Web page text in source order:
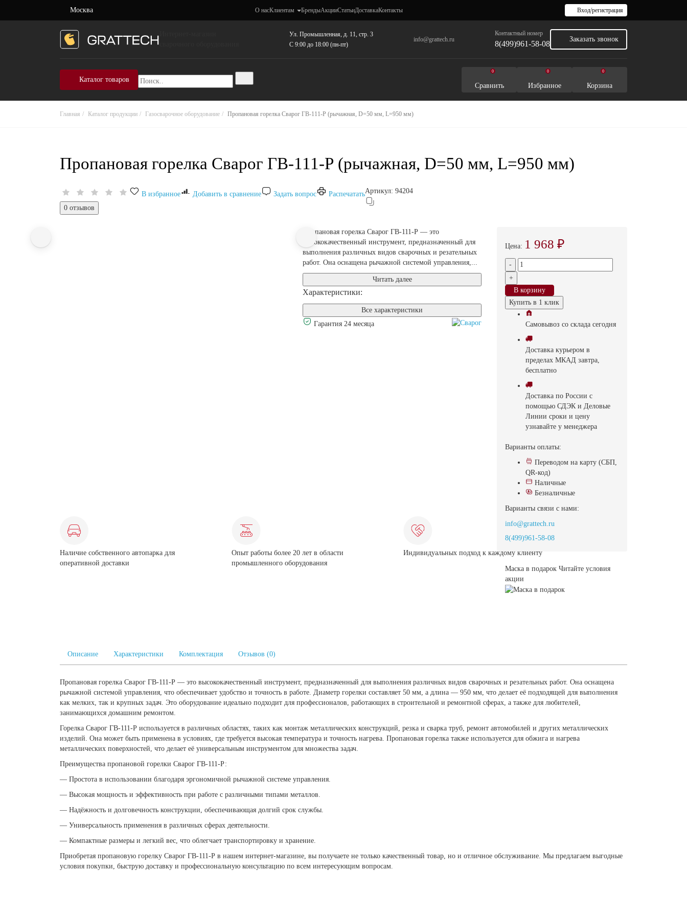
Москва О насКлиентам БрендыАкцииСтатьиДоставкаКонтакты Вход/регистрация
Ул. Промышленная, д. 11, стр. 3
C 9:00 до 18:00 (пн-пт)
info@grattech.ru
Контактный номер
8(499)961-58-08
Заказать звонок
Каталог товаров
0
Сравнить
0
Избранное
0
Корзина
Главная Каталог продукции Газосварочное оборудование Пропановая горелка Сварог ГВ-111-Р (рычажная, D=50 мм, L=950 мм)
Пропановая горелка Сварог ГВ-111-Р (рычажная, D=50 мм, L=950 мм)
0 отзывов
В избранное Добавить в сравнение Задать вопрос РаспечататьАртикул: 94204
Цена: 1 968 ₽
-
+
В корзину
Купить в 1 клик
Самовывоз со склада cегодня
Доставка курьером в
пределах МКАД завтра,
бесплатно
Доставка по России с
помощью СДЭК и Деловые
Линии сроки и цену
узнавайте у менеджера
Варианты оплаты:
Переводом на карту (СБП,
QR-код)
Наличные
Безналичные
Варианты связи с нами:
info@grattech.ru
8(499)961-58-08
Маска в подарок Читайте условия
акции
Пропановая горелка Сварог ГВ-111-Р — это
высококачественный инструмент, предназначенный для
выполнения различных видов сварочных и резательных
работ. Она оснащена рычажной системой управления,...
Читать далее
Характеристики:
Все характеристики
Гарантия 24 месяца
Наличие собственного автопарка для
оперативной доставки
Опыт работы более 20 лет в области
промышленного оборудования
Индивидуальных подход к каждому клиенту
Описание Характеристики Комплектация Отзывов (0)
Пропановая горелка Сварог ГВ-111-Р — это высококачественный инструмент, предназначенный для выполнения различных видов сварочных и резательных работ. Она оснащена
рычажной системой управления, что обеспечивает удобство и точность в работе. Диаметр горелки составляет 50 мм, а длина — 950 мм, что делает её подходящей для выполнения
как мелких, так и крупных задач. Это оборудование идеально подходит для профессионалов, работающих в строительной и ремонтной сферах, а также для любителей,
занимающихся домашним ремонтом.
Горелка Сварог ГВ-111-Р используется в различных областях, таких как монтаж металлических конструкций, резка и сварка труб, ремонт автомобилей и других металлических
изделий. Она может быть применена в условиях, где требуется высокая температура и точность нагрева. Пропановая горелка также используется для обжига и нагрева
металлических поверхностей, что делает её универсальным инструментом для множества задач.
Преимущества пропановой горелки Сварог ГВ-111-Р:
— Простота в использовании благодаря эргономичной рычажной системе управления.
— Высокая мощность и эффективность при работе с различными типами металлов.
— Надёжность и долговечность конструкции, обеспечивающая долгий срок службы.
— Универсальность применения в различных сферах деятельности.
— Компактные размеры и легкий вес, что облегчает транспортировку и хранение.
Приобретая пропановую горелку Сварог ГВ-111-Р в нашем интернет-магазине, вы получаете не только качественный товар, но и отличное обслуживание. Мы предлагаем выгодные
условия покупки, быструю доставку и профессиональную консультацию по всем интересующим вопросам.